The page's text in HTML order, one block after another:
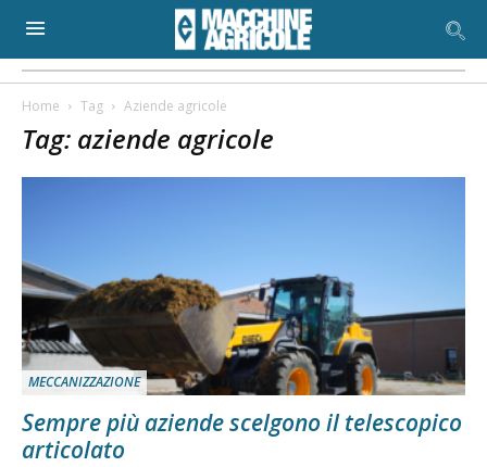
Home Tag Aziende agricole
Tag: aziende agricole
MECCANIZZAZIONE
Sempre più aziende scelgono il telescopico
articolato